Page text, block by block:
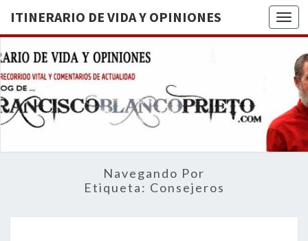
ITINERARIO DE VIDA Y OPINIONES
DE
BREVE
RECORRIDO
VITAL Y
ACTUALIDAD
Navegando Por
Etiqueta: Consejeros